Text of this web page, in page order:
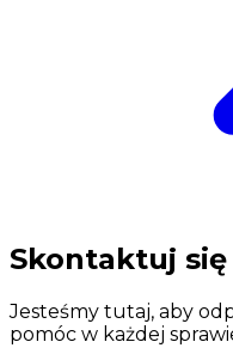
Skontaktuj się
Jesteśmy tutaj, aby
pomóc w każdej